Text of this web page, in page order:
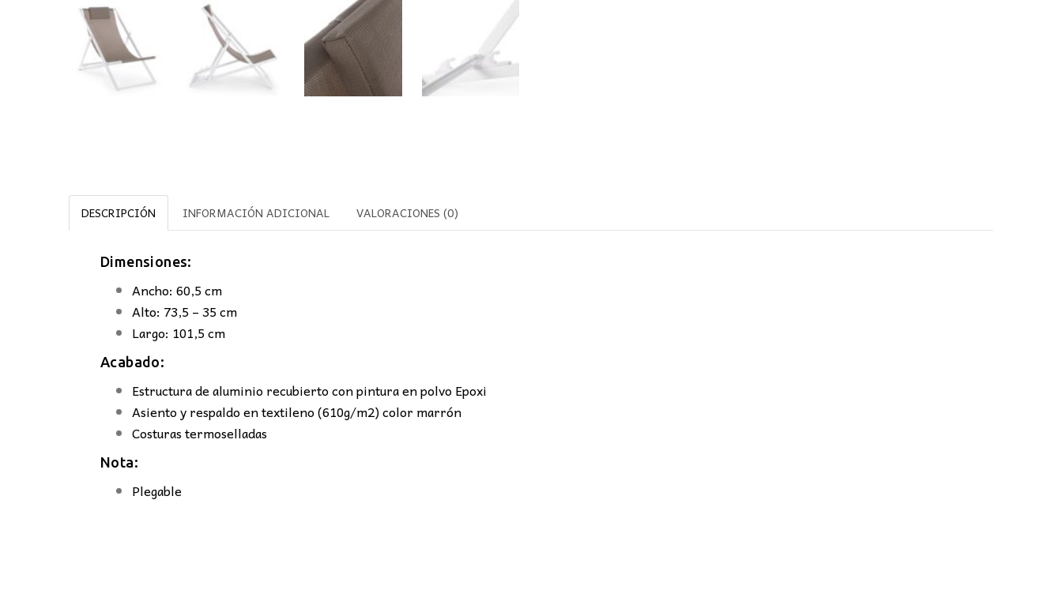
DESCRIPCIÓN INFORMACIÓN ADICIONAL VALORACIONES (0)
Dimensiones:
Ancho: 60,5 cm
Alto: 73,5 – 35 cm
Largo: 101,5 cm
Acabado:
Estructura de aluminio recubierto con pintura en polvo Epoxi
Asiento y respaldo en textileno (610g/m2) color marrón
Costuras termoselladas
Nota:
Plegable